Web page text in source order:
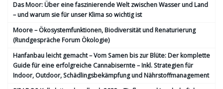
Das Moor: Über eine faszinierende Welt zwischen Wasser und Land
– und warum sie für unser Klima so wichtig ist
Moore – Ökosystemfunktionen, Bio­diversität und Renaturierung
(Rundgespräche Forum Ökologie)
Hanfanbau leicht gemacht – Vom Samen bis zur Blüte: Der komplette
Guide für eine erfolgreiche Cannabisernte – Inkl. Strategien für
Indoor, Outdoor, Schädlingsbekämpfung und Nährstoffmanagement